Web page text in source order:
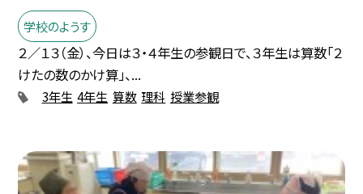
学校のようす
２／１３（金）、今日は３・４年生の参観日で、３年生は算数「２
けたの数のかけ算」、...
3年生 4年生 算数 理科 授業参観